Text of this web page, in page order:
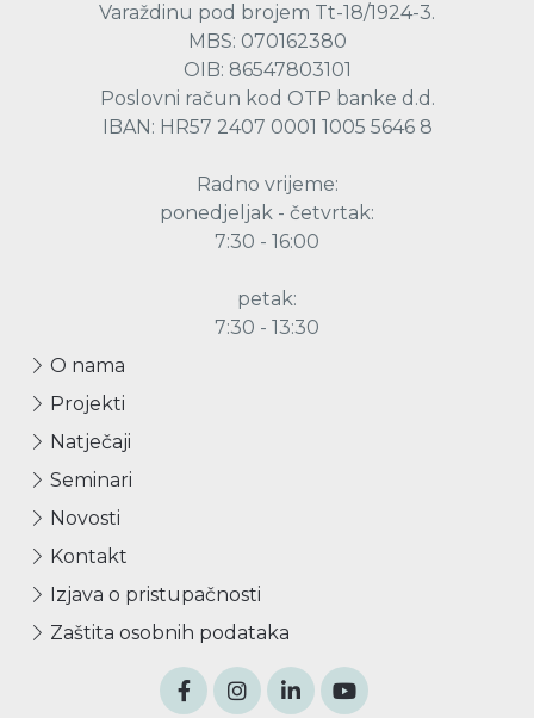
Varaždinu pod brojem Tt-18/1924-3.
MBS: 070162380
OIB: 86547803101
Poslovni račun kod OTP banke d.d.
IBAN: HR57 2407 0001 1005 5646 8
Radno vrijeme:
ponedjeljak - četvrtak:
7:30 - 16:00
petak:
7:30 - 13:30
O nama
Projekti
Natječaji
Seminari
Novosti
Kontakt
Izjava o pristupačnosti
Zaštita osobnih podataka